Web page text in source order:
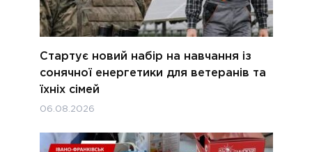
Стартує новий набір на навчання із
сонячної енергетики для ветеранів та
їхніх сімей
06.08.2026